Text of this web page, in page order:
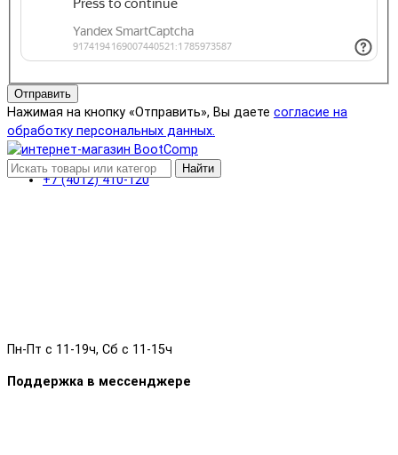
+7 (4012) 410-120
Пн-Пт с 11-19ч, Сб с 11-15ч
Поддержка в мессенджере
Отправить
Нажимая на кнопку «Отправить», Вы даете согласие на
обработку персональных данных.
Найти